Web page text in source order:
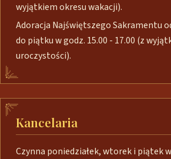
wyjątkiem okresu wakacji).
Adoracja Najświętszego Sakramentu
do piątku w godz. 15.00 - 17.00 (z
uroczystości).
Kancelaria
Czynna poniedziałek, wtorek i piątek